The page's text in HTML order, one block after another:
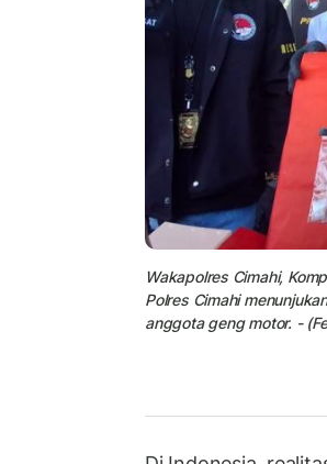
Wakapolres Cimahi,
Polres Cimahi
anggota geng motor. -